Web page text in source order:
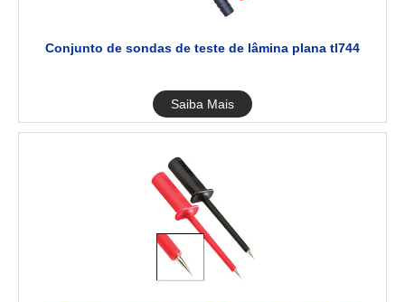
Conjunto de sondas de teste de lâmina plana tl744
Saiba Mais